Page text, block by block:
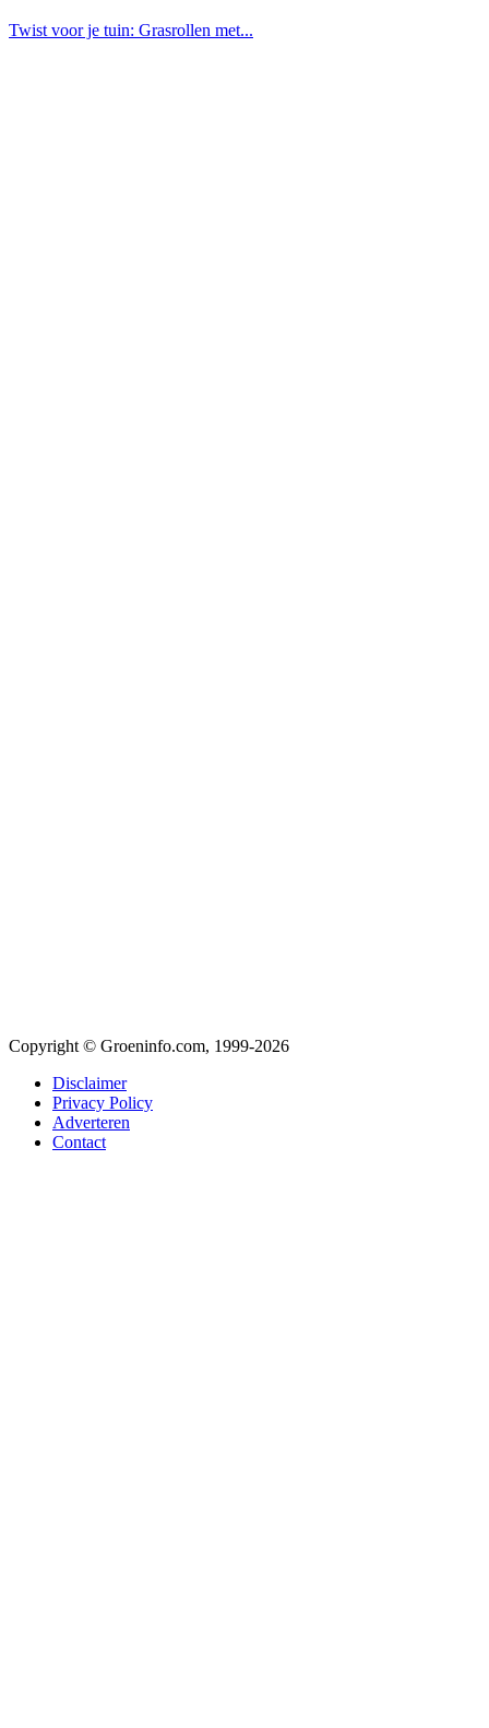
Twist voor je tuin: Grasrollen met...
Copyright © Groeninfo.com, 1999-2026
Disclaimer
Privacy Policy
Adverteren
Contact